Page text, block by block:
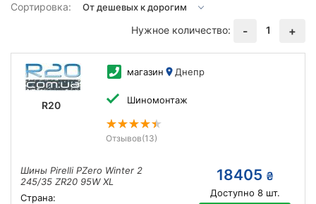
Сортировка:
Нужное количество:
- 1 +
R20
магазин Днепр
Шиномонтаж
Отзывов(13)
Шины Pirelli PZero Winter 2
245/35 ZR20 95W XL
Страна:
18405 ₴
Доступно 8шт.